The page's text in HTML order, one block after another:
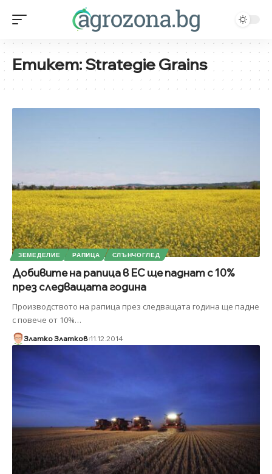
Етикет:Strategie Grains
ЗЕМЕДЕЛИЕ РАПИЦА СЛЪНЧОГЛЕД
Добивите на рапица в ЕС ще паднат с 10%
през следващата година
Производството на рапица през следващата година ще падне
с повече от 10%…
Златко Златков 11.12.2014